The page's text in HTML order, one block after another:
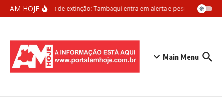
Ir para o conteúdo
AM HOJEAmeaça de extinção: Tambaqui entra em alerta e pesca pode ser
Main Menu